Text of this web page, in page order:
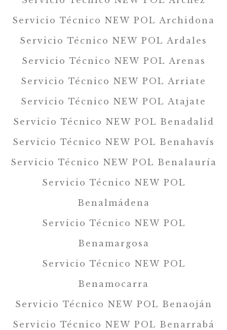
Servicio Técnico NEW POL Archidona
Servicio Técnico NEW POL Ardales
Servicio Técnico NEW POL Arenas
Servicio Técnico NEW POL Arriate
Servicio Técnico NEW POL Atajate
Servicio Técnico NEW POL Benadalid
Servicio Técnico NEW POL Benahavís
Servicio Técnico NEW POL Benalauría
Servicio Técnico NEW POL
Benalmádena
Servicio Técnico NEW POL
Benamargosa
Servicio Técnico NEW POL
Benamocarra
Servicio Técnico NEW POL Benaoján
Servicio Técnico NEW POL Benarrabá